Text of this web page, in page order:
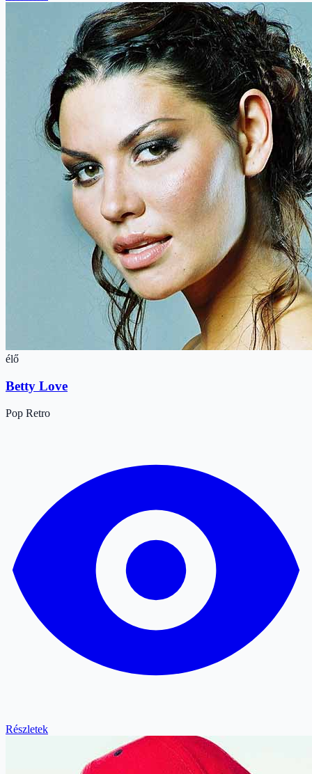
élő
Betty Love
Pop Retro
Részletek